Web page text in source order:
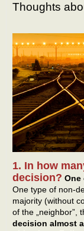
Thoughts
1. In how
decision? One
One type of non-
majority (without
of the „neighbor”,
decision almost